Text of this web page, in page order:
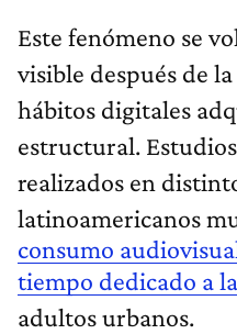
Este fenómeno se
visible después de
hábitos digitales
estructural.
realizados en
latinoamericanos
consumo
tiempo dedicado a
adultos urbanos.